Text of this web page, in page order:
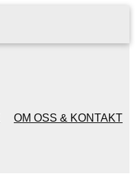
OM OSS & KONTAKT